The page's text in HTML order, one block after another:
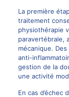
La première
traitement
physiothérapie
paravertébrale,
mécanique.
anti-
gestion de la
une activité
En cas